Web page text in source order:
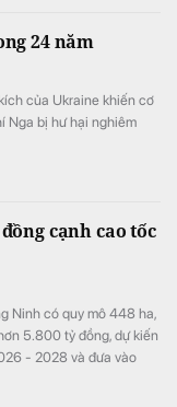
24 năm
của Ukraine khiến cơ
Nga bị hư hại nghiêm
cạnh cao tốc
Ninh có quy mô 448 ha,
5.800 tỷ đồng, dự kiến
- 2028 và đưa vào